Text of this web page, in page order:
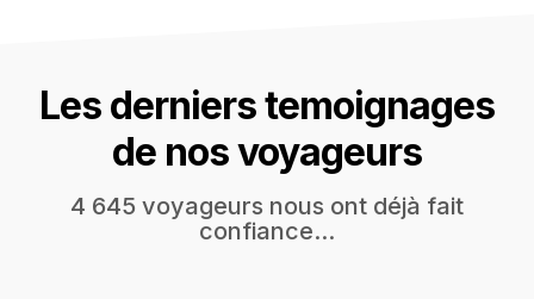
Les derniers temoignages
de nos voyageurs
4 645 voyageurs nous ont déjà fait
confiance...